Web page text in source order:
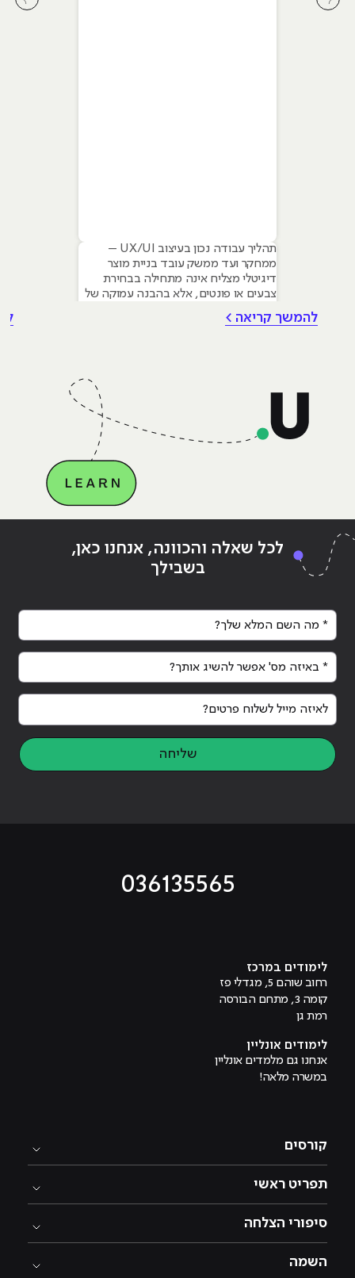
תהליך עבודה נכון בעיצוב UX/UI –
ממחקר ועד ממשק עובד בניית מוצר
דיגיטלי מצליח אינה מתחילה בבחירת
צבעים או פונטים, אלא בהבנה עמוקה של
Continue reading
להמשך קריאה >
לחץ לחץ לשיקופית קודמת בסליידר מאמרים
לכל שאלה והכוונה, אנחנו כאן,
בשבילך
* מה השם המלא שלך?
* באיזה מס' אפשר להשיג אותך?
לאיזה מייל לשלוח פרטים?
שליחה
036135565
לימודים במרכז
רחוב שוהם 5, מגדלי פז
קומה 3, מתחם הבורסה
רמת גן
לימודים אונליין
אנחנו גם מלמדים אונליין
במשרה מלאה!
קורסים
תפריט ראשי
סיפורי הצלחה
השמה